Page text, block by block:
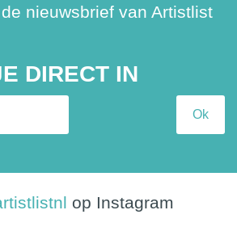
nieuwsbrief van Artistlist
DIRECT IN
op Instagram